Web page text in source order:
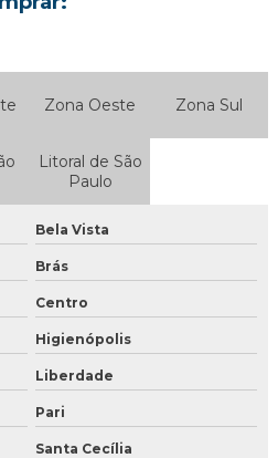
em sp
Zona Oeste Zona Sul
Litoral de São
Paulo
Bela Vista
Brás
Centro
Higienópolis
Liberdade
Pari
Santa Cecília